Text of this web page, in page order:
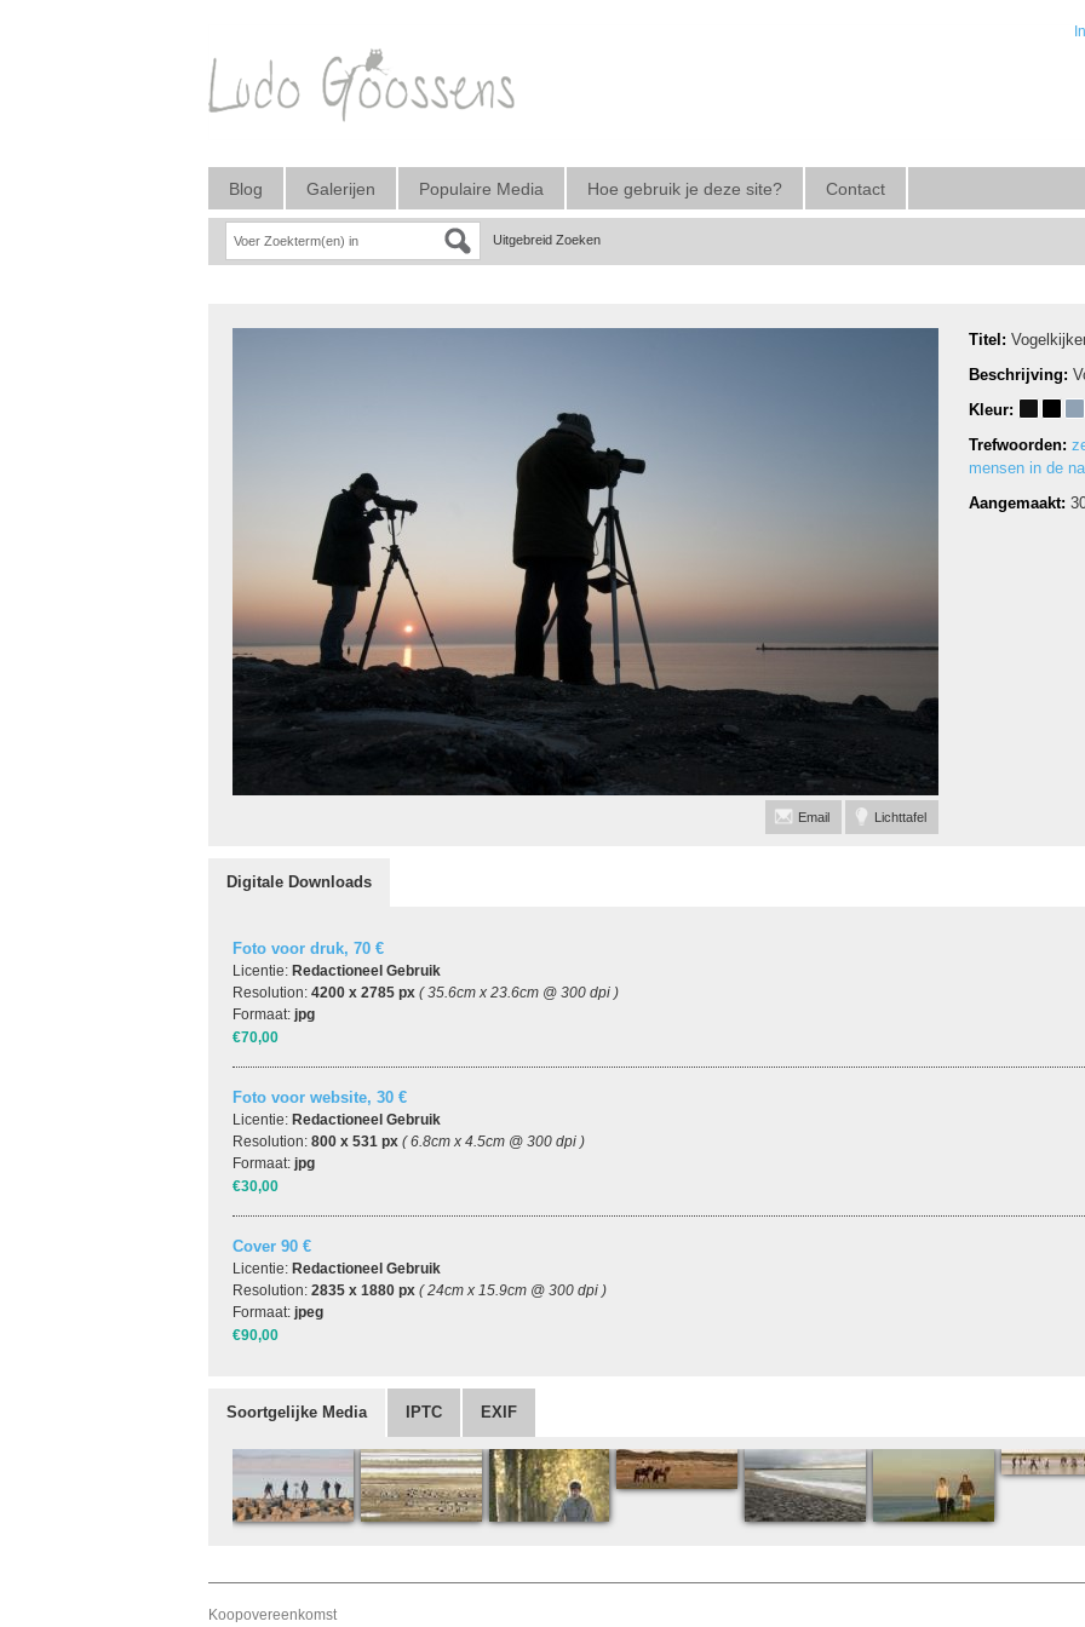
Blog Galerijen Populaire Media Hoe gebruik je deze site? Contact
Uitgebreid Zoeken
Lichttafel
Email
Titel:
Beschrijving:
Kleur:
Trefwoorden:
mensen in de
Aangemaakt:
Digitale Downloads
Foto voor druk, 70 €
Licentie: Redactioneel Gebruik
Resolution: 4200 x 2785 px ( 35.6cm x 23.6cm @ 300 dpi )
Formaat: jpg
€70,00
Foto voor website, 30 €
Licentie: Redactioneel Gebruik
Resolution: 800 x 531 px ( 6.8cm x 4.5cm @ 300 dpi )
Formaat: jpg
€30,00
Cover 90 €
Licentie: Redactioneel Gebruik
Resolution: 2835 x 1880 px ( 24cm x 15.9cm @ 300 dpi )
Formaat: jpeg
€90,00
Soortgelijke Media IPTC EXIF
Koopovereenkomst